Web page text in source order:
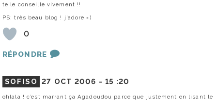
te le conseille vivement !!
PS: très beau blog ! j’adore =)
0
RÉPONDRE
SOFISO 27 OCT 2006 - 15 :20
ohlala ! c’est marrant ça Agadoudou parce que justement en lisant le